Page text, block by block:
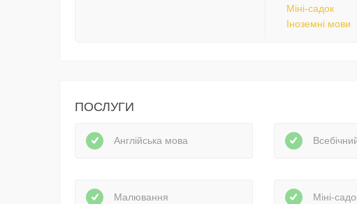
Міні-садок
Іноземні мови
ПОСЛУГИ
Англійська мова
Малювання Міні-